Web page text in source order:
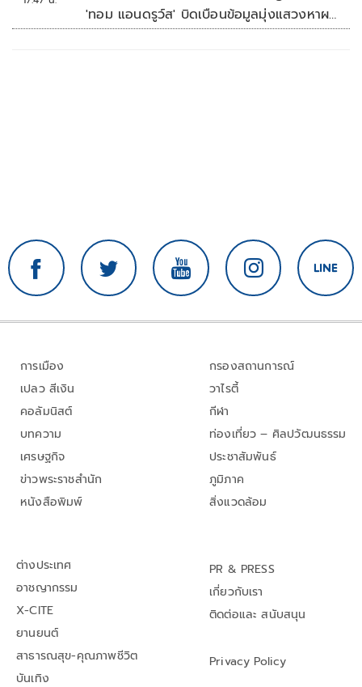
'ทอม แอนดรูว์ส' บิดเบือนข้อมูลมุ่งแสวงหาผล
ประโยชน์ทางการเมือง
การเมือง
เปลว สีเงิน
คอลัมนิสต์
บทความ
เศรษฐกิจ
ข่าวพระราชสำนัก
หนังสือพิมพ์
กรองสถานการณ์
วาไรตี้
กีฬา
ท่องเที่ยว – ศิลปวัฒนธรรม
ประชาสัมพันธ์
ภูมิภาค
สิ่งแวดล้อม
ต่างประเทศ
อาชญากรรม
X-CITE
ยานยนต์
สาธารณสุข-คุณภาพชีวิต
บันเทิง
PR & PRESS
เกี่ยวกับเรา
ติดต่อและ สนับสนุน
Privacy Policy